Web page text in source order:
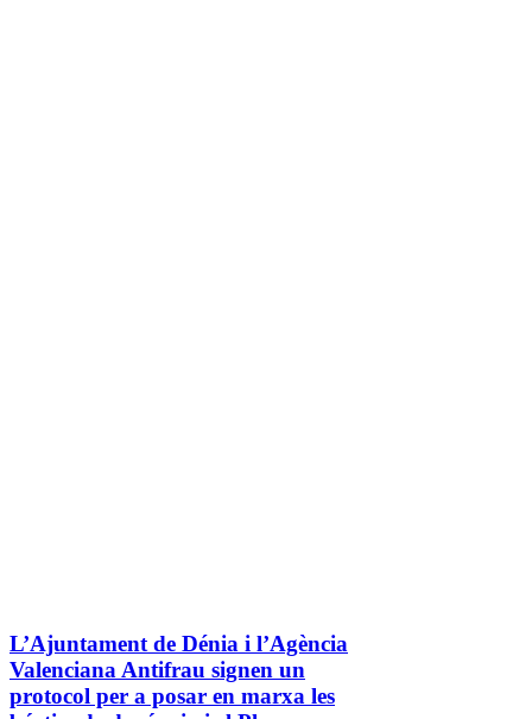
L’Ajuntament de Dénia i l’Agència
Valenciana Antifrau signen un
protocol per a posar en marxa les